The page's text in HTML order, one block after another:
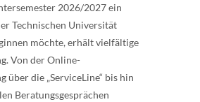
2026/2027 ein
Technischen Universität
möchte, erhält vielfältige
Von der Online-
über die „ServiceLine“ bis hin
Beratungsgesprächen